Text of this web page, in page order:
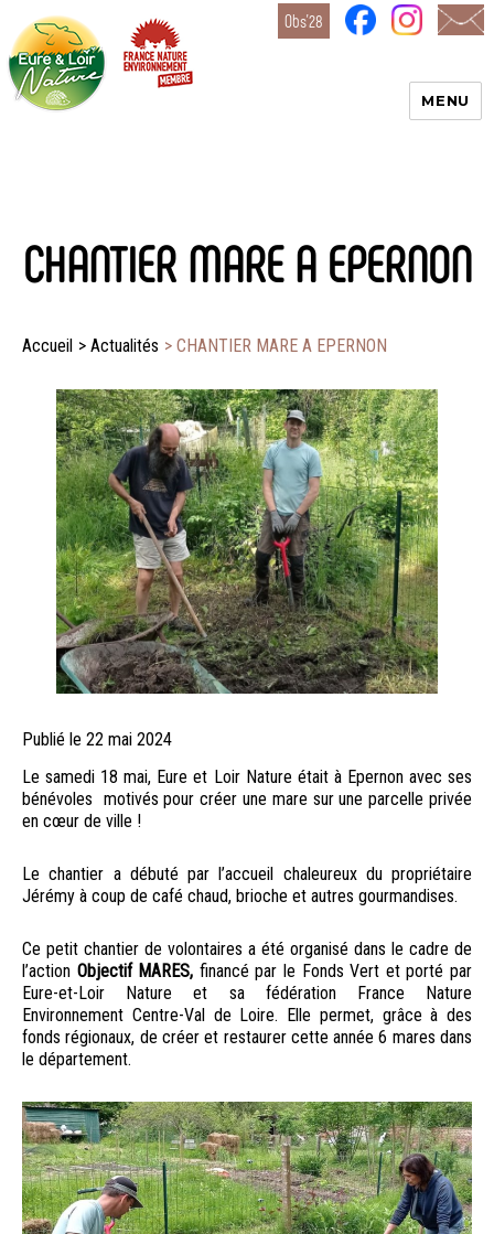
Obs’28
MENU
CHANTIER MARE A EPERNON
Accueil > Actualités > CHANTIER MARE A EPERNON
Publié le Publié
le
22 mai 2024
Le samedi 18 mai, Eure et Loir Nature était à Epernon avec ses
bénévoles motivés pour créer une mare sur une parcelle privée
en cœur de ville !
Le chantier a débuté par l’accueil chaleureux du propriétaire
Jérémy à coup de café chaud, brioche et autres gourmandises.
Ce petit chantier de volontaires a été organisé dans le cadre de
l’action Objectif MARES, financé par le Fonds Vert et porté par
Eure-et-Loir Nature et sa fédération France Nature
Environnement Centre-Val de Loire. Elle permet, grâce à des
fonds régionaux, de créer et restaurer cette année 6 mares dans
le département.